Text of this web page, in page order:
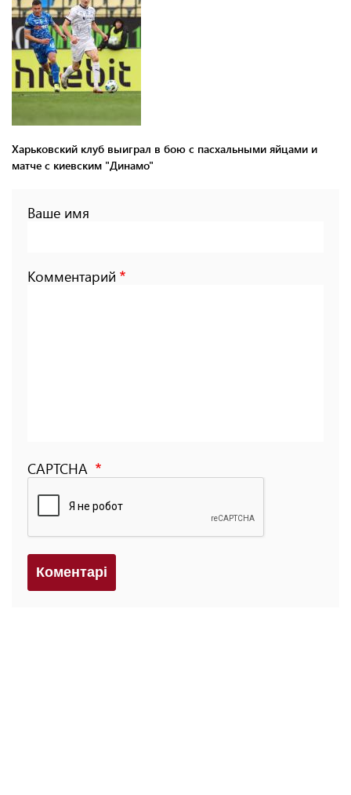
Харьковский клуб выиграл в бою с пасхальными яйцами и
матче с киевским "Динамо"
Ваше имя
Комментарий
CAPTCHA
Коментарi